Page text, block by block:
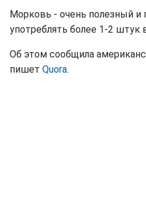
Морковь - очень полезный и
употреблять более 1-2 штук
Об этом сообщила
пишет Quora.